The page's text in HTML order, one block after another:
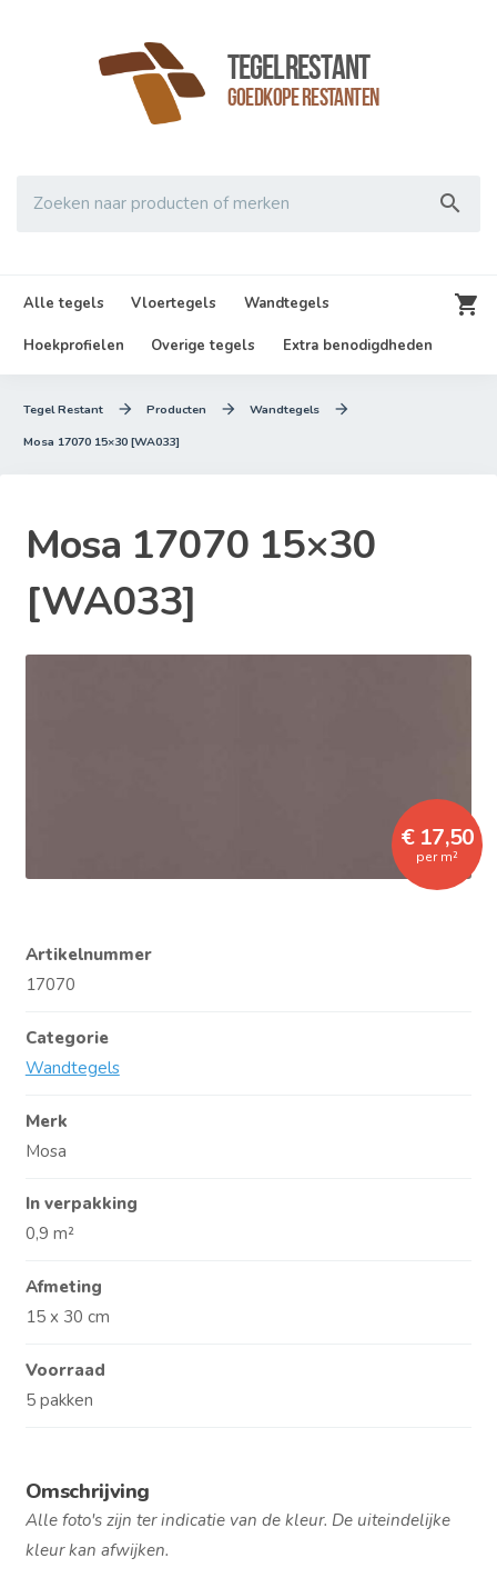
TegelRestant
Goedkope Restanten

Zoeken naar producten of merken
Alle tegels Vloertegels Wandtegels
Hoekprofielen Overige tegels Extra benodigdheden

Tegel Restant  Producten  Wandtegels 
Mosa 17070 15×30 [WA033]
Mosa 17070 15×30
[WA033]
€ 17,50
per m²
Artikelnummer
17070
Categorie
Wandtegels
Merk
Mosa
In verpakking
0,9 m²
Afmeting
15 x 30 cm
Voorraad
5 pakken
Omschrijving
Alle foto's zijn ter indicatie van de kleur. De uiteindelijke
kleur kan afwijken.